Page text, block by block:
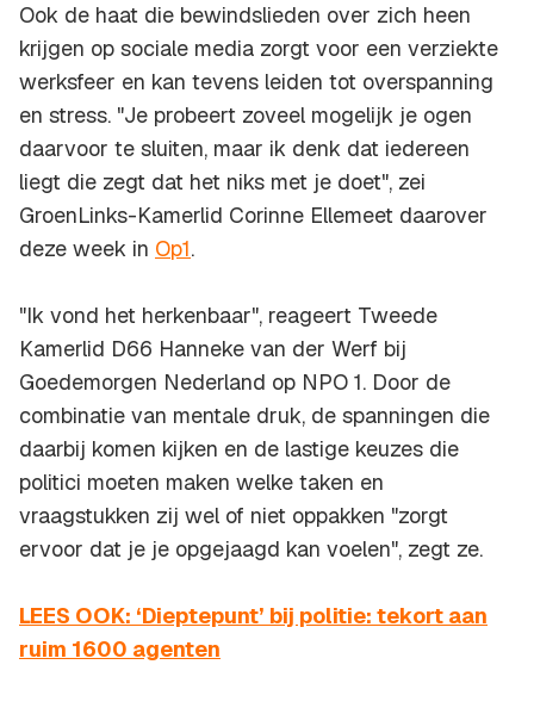
Ook de haat die bewindslieden over zich heen
krijgen op sociale media zorgt voor een verziekte
werksfeer en kan tevens leiden tot overspanning
en stress. "Je probeert zoveel mogelijk je ogen
daarvoor te sluiten, maar ik denk dat iedereen
liegt die zegt dat het niks met je doet", zei
GroenLinks-Kamerlid Corinne Ellemeet daarover
deze week in Op1.
"Ik vond het herkenbaar", reageert Tweede
Kamerlid D66 Hanneke van der Werf bij
Goedemorgen Nederland op NPO 1. Door de
combinatie van mentale druk, de spanningen die
daarbij komen kijken en de lastige keuzes die
politici moeten maken welke taken en
vraagstukken zij wel of niet oppakken "zorgt
ervoor dat je je opgejaagd kan voelen", zegt ze.
LEES OOK: ‘Dieptepunt’ bij politie: tekort aan
ruim 1600 agenten